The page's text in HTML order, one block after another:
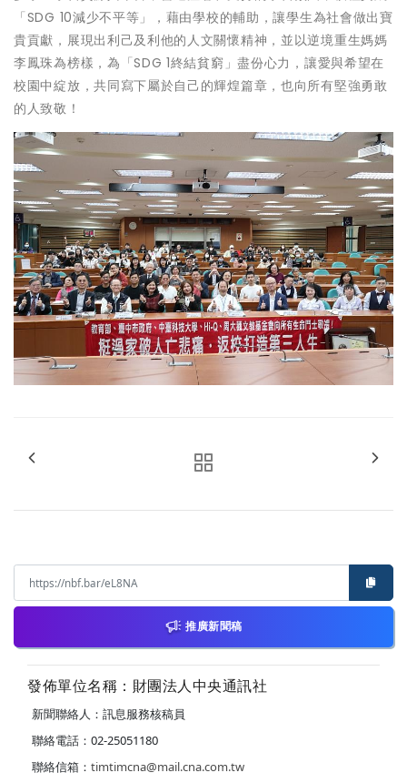
「SDG 10減少不平等」，藉由學校的輔助，讓學生為社會做出寶
貴貢獻，展現出利己及利他的人文關懷精神，並以逆境重生媽媽
李鳳珠為榜樣，為「SDG 1終結貧窮」盡份心力，讓愛與希望在
校園中綻放，共同寫下屬於自己的輝煌篇章，也向所有堅強勇敢
的人致敬！
推廣新聞稿
發佈單位名稱：財團法人中央通訊社
新聞聯絡人：訊息服務核稿員
聯絡電話：02-25051180
聯絡信箱： timtimcna@mail.cna.com.tw